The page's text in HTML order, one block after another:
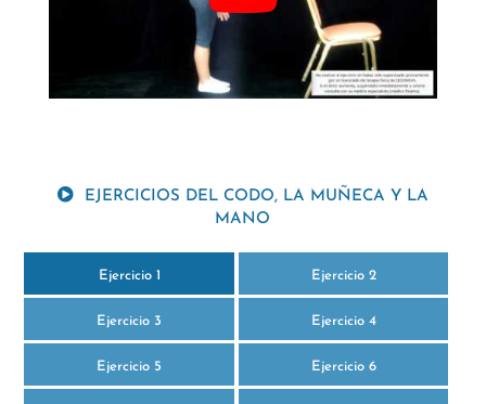
EJERCICIOS DEL CODO, LA MUÑECA Y LA
MANO
Ejercicio 1 Ejercicio 2
Ejercicio 3 Ejercicio 4
Ejercicio 5 Ejercicio 6